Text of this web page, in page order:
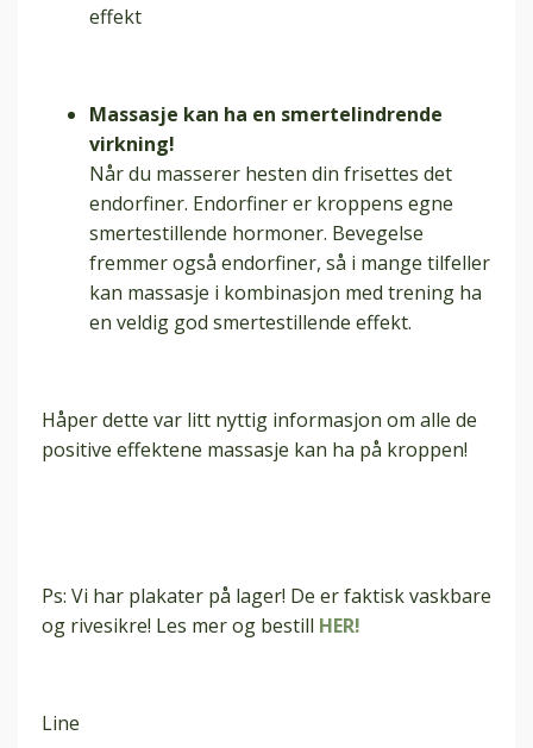
effekt
Massasje kan ha en smertelindrende
virkning!
Når du masserer hesten din frisettes det
endorfiner. Endorfiner er kroppens egne
smertestillende hormoner. Bevegelse
fremmer også endorfiner, så i mange tilfeller
kan massasje i kombinasjon med trening ha
en veldig god smertestillende effekt.
Håper dette var litt nyttig informasjon om alle de
positive effektene massasje kan ha på kroppen!
Ps: Vi har plakater på lager! De er faktisk vaskbare
og rivesikre! Les mer og bestill HER!
Line